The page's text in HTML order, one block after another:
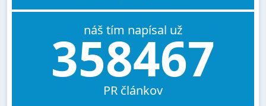
náš tím napísal už
358467
PR článkov